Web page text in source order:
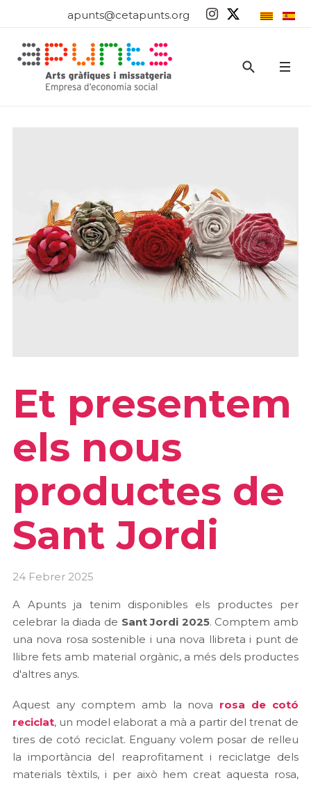
apunts@cetapunts.org
Et presentem
els nous
productes de
Sant Jordi
24 Febrer 2025
A Apunts ja tenim disponibles els productes per
celebrar la diada de Sant Jordi 2025. Comptem amb
una nova rosa sostenible i una nova llibreta i punt de
llibre fets amb material orgànic, a més dels productes
d'altres anys.
Aquest any comptem amb la nova rosa de cotó
reciclat, un model elaborat a mà a partir del trenat de
tires de cotó reciclat. Enguany volem posar de relleu
la importància del reaprofitament i reciclatge dels
materials tèxtils, i per això hem creat aquesta rosa,